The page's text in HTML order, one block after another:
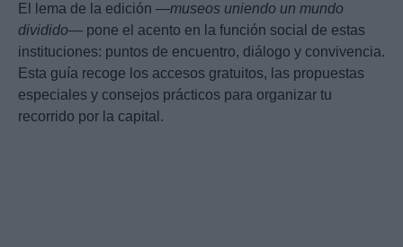
El lema de la edición —museos uniendo un mundo
dividido— pone el acento en la función social de estas
instituciones: puntos de encuentro, diálogo y convivencia.
Esta guía recoge los accesos gratuitos, las propuestas
especiales y consejos prácticos para organizar tu
recorrido por la capital.